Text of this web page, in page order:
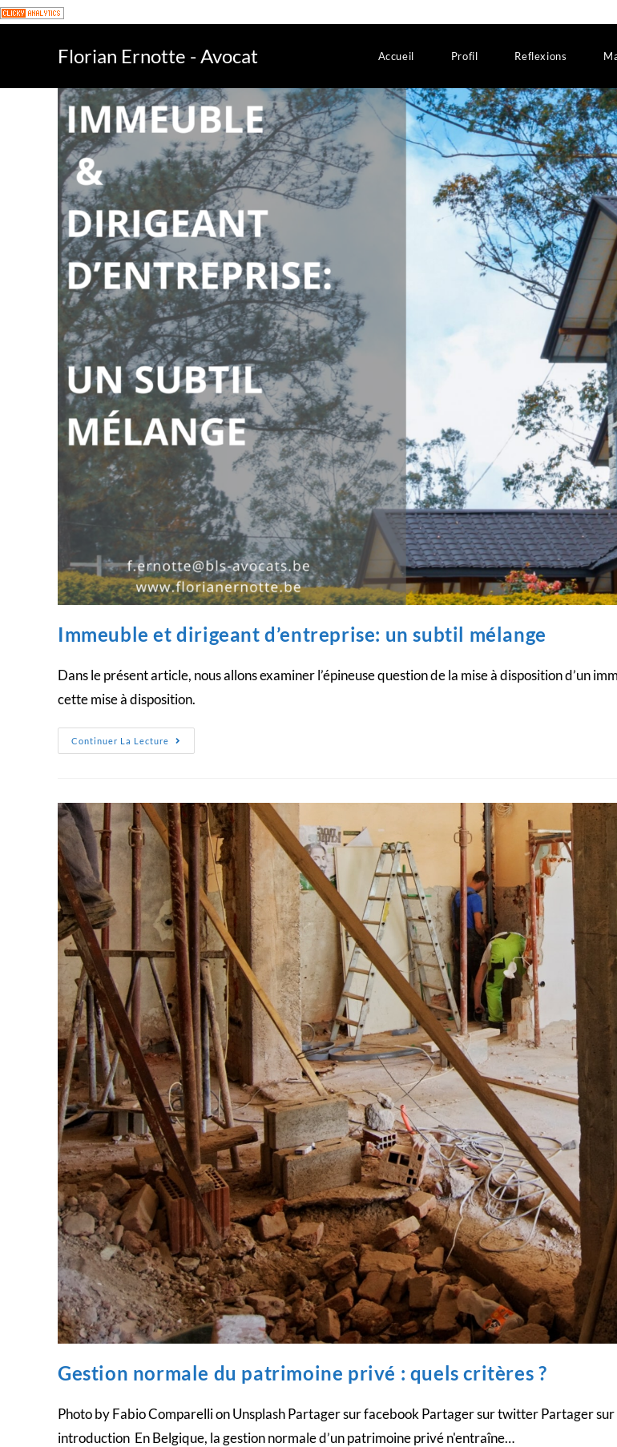
Florian Ernotte - Avocat Accueil Profil Reflexions
Immeuble et dirigeant d’entreprise: un subtil mélange
Dans le présent article, nous allons examiner l’épineuse question de la mise à disposition d’un
cette mise à disposition.
Continuer La Lecture
Gestion normale du patrimoine privé : quels critères ?
Photo by Fabio Comparelli on Unsplash Partager sur facebook Partager sur twitter Partager
introduction En Belgique, la gestion normale d’un patrimoine privé n'entraîne…